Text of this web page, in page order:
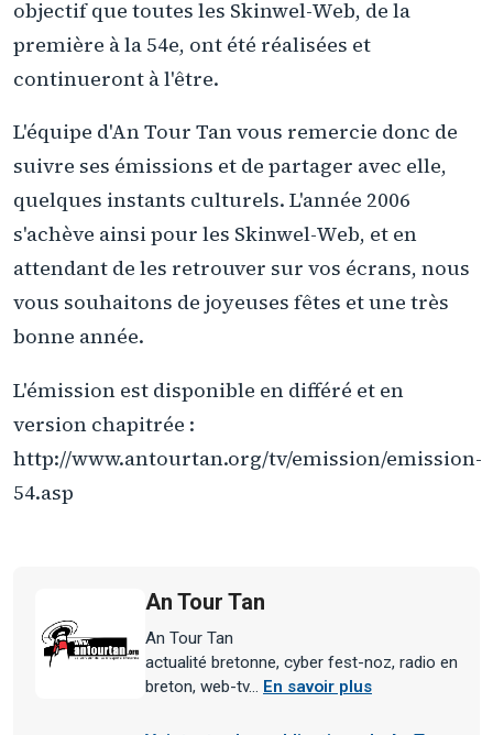
objectif que toutes les Skinwel-Web, de la
première à la 54e, ont été réalisées et
continueront à l'être.
L'équipe d'An Tour Tan vous remercie donc de
suivre ses émissions et de partager avec elle,
quelques instants culturels. L'année 2006
s'achève ainsi pour les Skinwel-Web, et en
attendant de les retrouver sur vos écrans, nous
vous souhaitons de joyeuses fêtes et une très
bonne année.
L'émission est disponible en différé et en
version chapitrée :
http://www.antourtan.org/tv/emission/emission-
54.asp
An Tour Tan
An Tour Tan
actualité bretonne, cyber fest-noz, radio en
breton, web-tv... En savoir plus